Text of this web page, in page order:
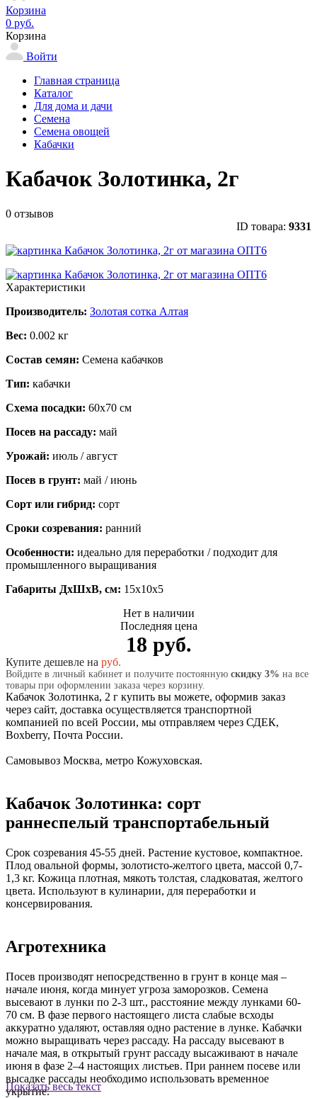
Корзина
0 руб.
Корзина
Войти
Главная страница
Каталог
Для дома и дачи
Семена
Семена овощей
Кабачки
Кабачок Золотинка, 2г
0 отзывов
ID товара: 9331
Характеристики
Производитель: Золотая сотка Алтая
Вес: 0.002 кг
Состав семян: Семена кабачков
Тип: кабачки
Схема посадки: 60х70 см
Посев на рассаду: май
Урожай: июль / август
Посев в грунт: май / июнь
Сорт или гибрид: сорт
Сроки созревания: ранний
Особенности: идеально для переработки / подходит для
промышленного выращивания
Габариты ДхШхВ, см: 15x10x5
Нет в наличии
Последняя цена
18 руб.
Купите дешевле на руб.
Войдите в личный кабинет и получите постоянную скидку 3% на все
товары при оформлении заказа через корзину.
Кабачок Золотинка, 2 г купить вы можете, оформив заказ
через сайт, доставка осуществляется транспортной
компанией по всей России, мы отправляем через СДЕК,
Boxberry, Почта России.
Показать весь текст
Самовывоз Москва, метро Кожуховская.
Кабачок Золотинка: сорт
раннеспелый транспортабельный
Срок созревания 45-55 дней. Растение кустовое, компактное.
Плод овальной формы, золотисто-желтого цвета, массой 0,7-
1,3 кг. Кожица плотная, мякоть толстая, сладковатая, желтого
цвета. Используют в кулинарии, для переработки и
консервирования.
Агротехника
Посев производят непосредственно в грунт в конце мая –
начале июня, когда минует угроза заморозков. Семена
высевают в лунки по 2-3 шт., расстояние между лунками 60-
70 см. В фазе первого настоящего листа слабые всходы
аккуратно удаляют, оставляя одно растение в лунке. Кабачки
можно выращивать через рассаду. На рассаду высевают в
начале мая, в открытый грунт рассаду высаживают в начале
июня в фазе 2–4 настоящих листьев. При раннем посеве или
высадке рассады необходимо использовать временное
укрытие.